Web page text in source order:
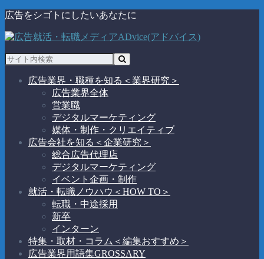
広告をシゴトにしたいあなたに
広告業界・職種を知る ＜業界研究＞
広告業界全体
営業職
デジタルマーケティング
媒体・制作・クリエイティブ
広告会社を知る ＜企業研究＞
総合広告代理店
デジタルマーケティング
イベント企画・制作
就活・転職ノウハウ ＜HOW TO＞
転職・中途採用
新卒
インターン
特集・取材・コラム ＜編集おすすめ＞
広告業界用語集GROSSARY